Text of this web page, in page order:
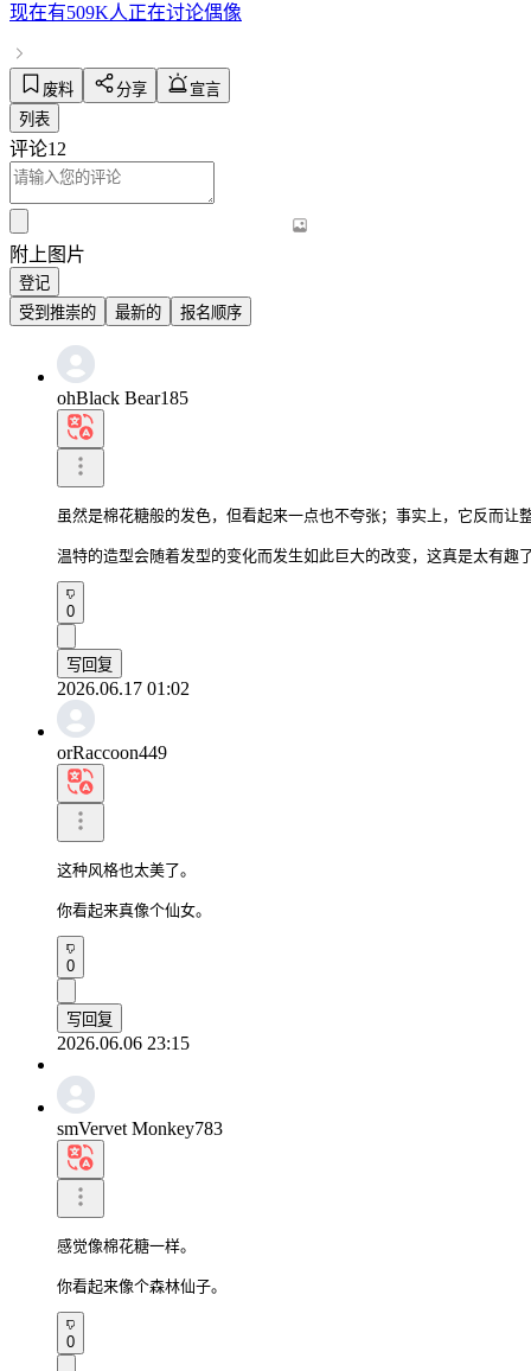
现在有509K人正在讨论偶像
废料 分享
宣言
列表
评论12
附上图片
登记
受到推崇的
最新的 报名顺序
ohBlack Bear185
虽然是棉花糖般的发色，但看起来一点也不夸张；事实上，它反而让
温特的造型会随着发型的变化而发生如此巨大的改变，这真是太有趣
0
写回复
2026.06.17 01:02
orRaccoon449
这种风格也太美了。
你看起来真像个仙女。
0
写回复
2026.06.06 23:15
smVervet Monkey783
感觉像棉花糖一样。
你看起来像个森林仙子。
0